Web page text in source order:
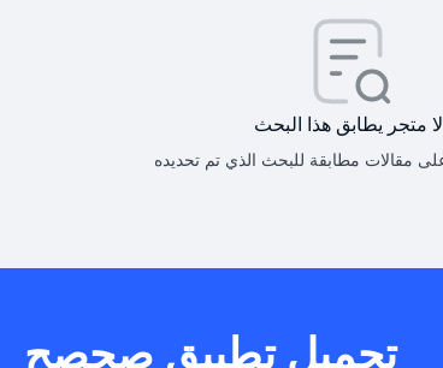
لا متجر يطابق هذا البحث
تحميل تطبيق صحصح